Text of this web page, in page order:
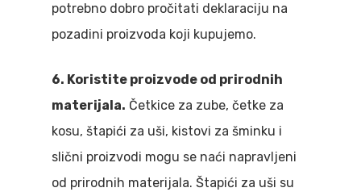
potrebno dobro pročitati deklaraciju na
pozadini proizvoda koji kupujemo.
6. Koristite proizvode od prirodnih
materijala. Četkice za zube, četke za
kosu, štapići za uši, kistovi za šminku i
slični proizvodi mogu se naći napravljeni
od prirodnih materijala. Štapići za uši su